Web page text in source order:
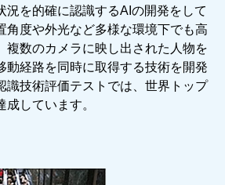
況を的確に認識するAIの開発をして
角度や外光など多様な環境下でも高
複数のカメラに映し出された人物を
動経路を同時に取得する技術を開発
識技術評価テストでは、世界トップ
しています。